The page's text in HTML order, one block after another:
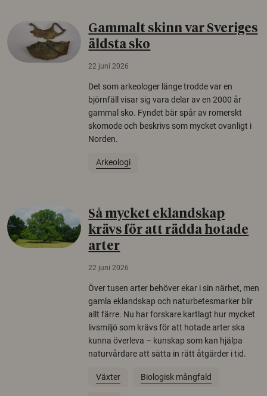
Gammalt skinn var Sveriges
äldsta sko
22 juni 2026
Det som arkeologer länge trodde var en
björnfäll visar sig vara delar av en 2000 år
gammal sko. Fyndet bär spår av romerskt
skomode och beskrivs som mycket ovanligt i
Norden.
Arkeologi
Så mycket eklandskap
krävs för att rädda hotade
arter
22 juni 2026
Över tusen arter behöver ekar i sin närhet, men
gamla eklandskap och naturbetesmarker blir
allt färre. Nu har forskare kartlagt hur mycket
livsmiljö som krävs för att hotade arter ska
kunna överleva – kunskap som kan hjälpa
naturvårdare att sätta in rätt åtgärder i tid.
Växter Biologisk mångfald